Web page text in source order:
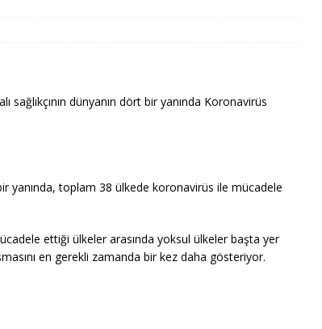
sağlıkçının dünyanın dört bir yanında Koronavirüs
yanında, toplam 38 ülkede koronavirüs ile mücadele
ettiği ülkeler arasında yoksul ülkeler başta yer
en gerekli zamanda bir kez daha gösteriyor.